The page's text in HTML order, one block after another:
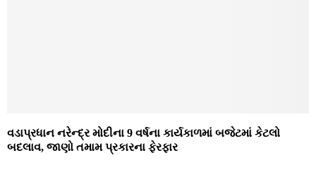
વડાપ્રધાન નરેન્દ્ર મોદીના 9 વર્ષના કાર્યકાળમાં બજેટમાં કેટલો
બદલાવ, જાણો તમામ પ્રકારના ફેરફાર